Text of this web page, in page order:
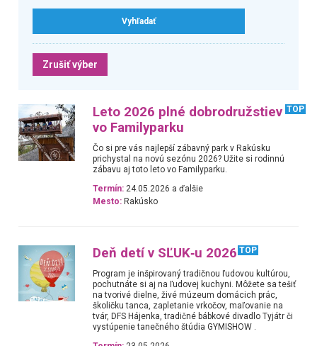
Zrušiť výber
Leto 2026 plné dobrodružstiev
vo Familyparku
TOP
Čo si pre vás najlepší zábavný park v Rakúsku
prichystal na novú sezónu 2026? Užite si rodinnú
zábavu aj toto leto vo Familyparku.
Termín: 24.05.2026 a ďalšie
Mesto: Rakúsko
Deň detí v SĽUK‑u 2026 TOP
Program je inšpirovaný tradičnou ľudovou kultúrou,
pochutnáte si aj na ľudovej kuchyni. Môžete sa tešiť
na tvorivé dielne, živé múzeum domácich prác,
školičku tanca, zapletanie vrkočov, maľovanie na
tvár, DFS Hájenka, tradičné bábkové divadlo Tyjátr či
vystúpenie tanečného štúdia GYMISHOW .